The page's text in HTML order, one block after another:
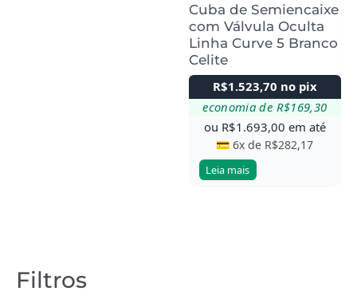
Filtros
Cuba de Semiencaixe
com Válvula Oculta
Linha Curve 5 Branco
Celite
R$1.523,70 no pix
economia de R$169,30
ou R$1.693,00 em até
💳 6x de R$282,17
Leia mais